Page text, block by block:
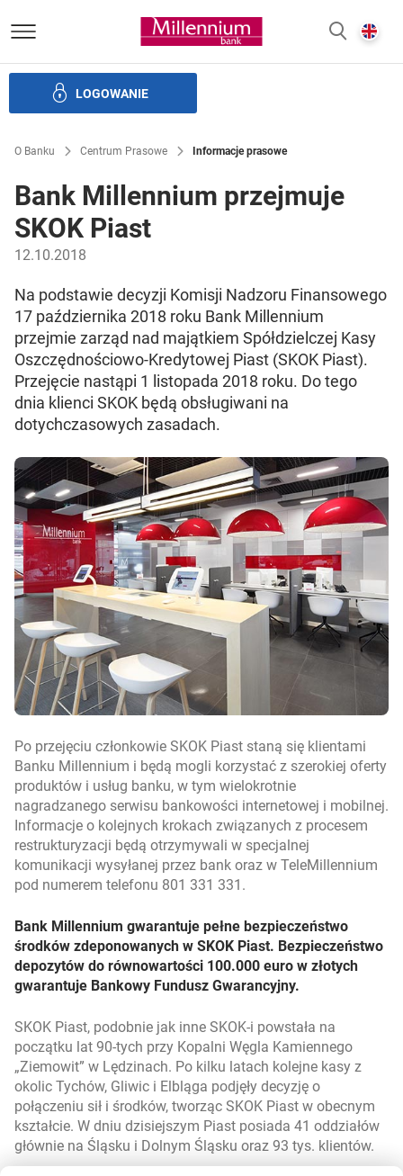
Bank Millennium homepage
LOGOWANIE
O Banku Centrum Prasowe Informacje prasowe
Bank Millennium przejmuje
SKOK Piast
12.10.2018
Na podstawie decyzji Komisji Nadzoru Finansowego
17 października 2018 roku Bank Millennium
przejmie zarząd nad majątkiem Spółdzielczej Kasy
Oszczędnościowo-Kredytowej Piast (SKOK Piast).
Przejęcie nastąpi 1 listopada 2018 roku. Do tego
dnia klienci SKOK będą obsługiwani na
dotychczasowych zasadach.
Po przejęciu członkowie SKOK Piast staną się klientami
Banku Millennium i będą mogli korzystać z szerokiej oferty
produktów i usług banku, w tym wielokrotnie
nagradzanego serwisu bankowości internetowej i mobilnej.
Informacje o kolejnych krokach związanych z procesem
restrukturyzacji będą otrzymywali w specjalnej
komunikacji wysyłanej przez bank oraz w TeleMillennium
pod numerem telefonu 801 331 331.
Bank Millennium gwarantuje pełne bezpieczeństwo
środków zdeponowanych w SKOK Piast. Bezpieczeństwo
depozytów do równowartości 100.000 euro w złotych
gwarantuje Bankowy Fundusz Gwarancyjny.
SKOK Piast, podobnie jak inne SKOK-i powstała na
początku lat 90-tych przy Kopalni Węgla Kamiennego
„Ziemowit” w Lędzinach. Po kilku latach kolejne kasy z
okolic Tychów, Gliwic i Elbląga podjęły decyzję o
połączeniu sił i środków, tworząc SKOK Piast w obecnym
kształcie. W dniu dzisiejszym Piast posiada 41 oddziałów
głównie na Śląsku i Dolnym Śląsku oraz 93 tys. klientów.